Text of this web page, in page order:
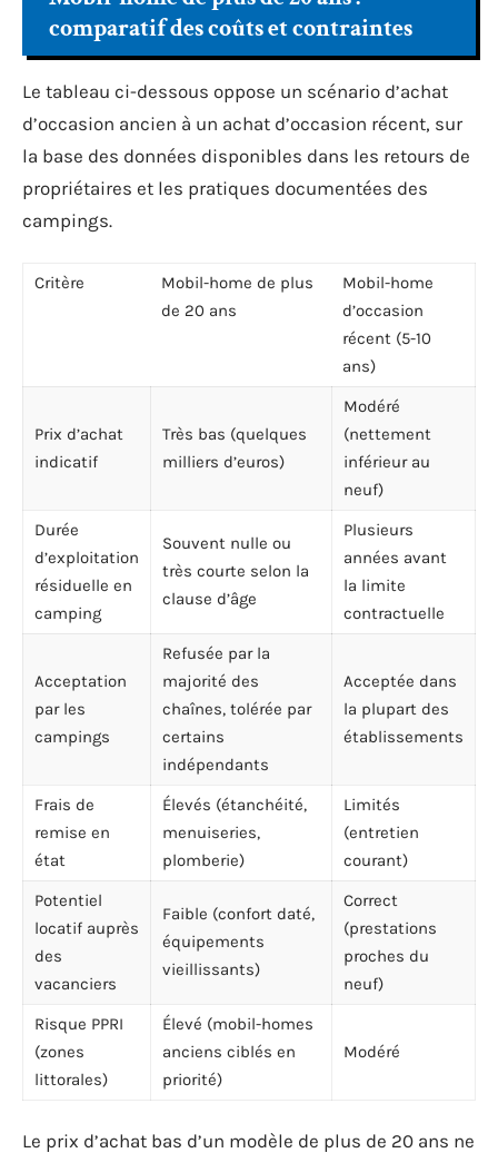
comparatif des coûts et contraintes
Le tableau ci-dessous oppose un scénario d’achat
d’occasion ancien à un achat d’occasion récent, sur
la base des données disponibles dans les retours de
propriétaires et les pratiques documentées des
campings.
Critère
Mobil-home de plus
de 20 ans
Mobil-home
d’occasion
récent (5-10
ans)
Prix d’achat
indicatif
Très bas (quelques
milliers d’euros)
Modéré
(nettement
inférieur au
neuf)
Durée
d’exploitation
résiduelle en
camping
Souvent nulle ou
très courte selon la
clause d’âge
Plusieurs
années avant
la limite
contractuelle
Acceptation
par les
campings
Refusée par la
majorité des
chaînes, tolérée par
certains
indépendants
Acceptée dans
la plupart des
établissements
Frais de
remise en
état
Élevés (étanchéité,
menuiseries,
plomberie)
Limités
(entretien
courant)
Potentiel
locatif auprès
des
vacanciers
Faible (confort daté,
équipements
vieillissants)
Correct
(prestations
proches du
neuf)
Risque PPRI
(zones
littorales)
Élevé (mobil-homes
anciens ciblés en
priorité)
Modéré
Le prix d’achat bas d’un modèle de plus de 20 ans ne